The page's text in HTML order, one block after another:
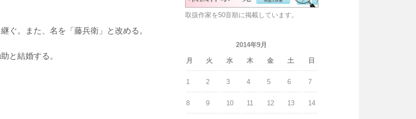
ぐ。また、名を「藤兵衛」と改める。
と結婚する。
取扱作家を50音順に掲載しています。
2014年9月
月 火 水 木 金 土 日
1 2 3 4 5 6 7
8 9 10 11 12 13 14